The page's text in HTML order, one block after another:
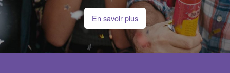
En savoir plus